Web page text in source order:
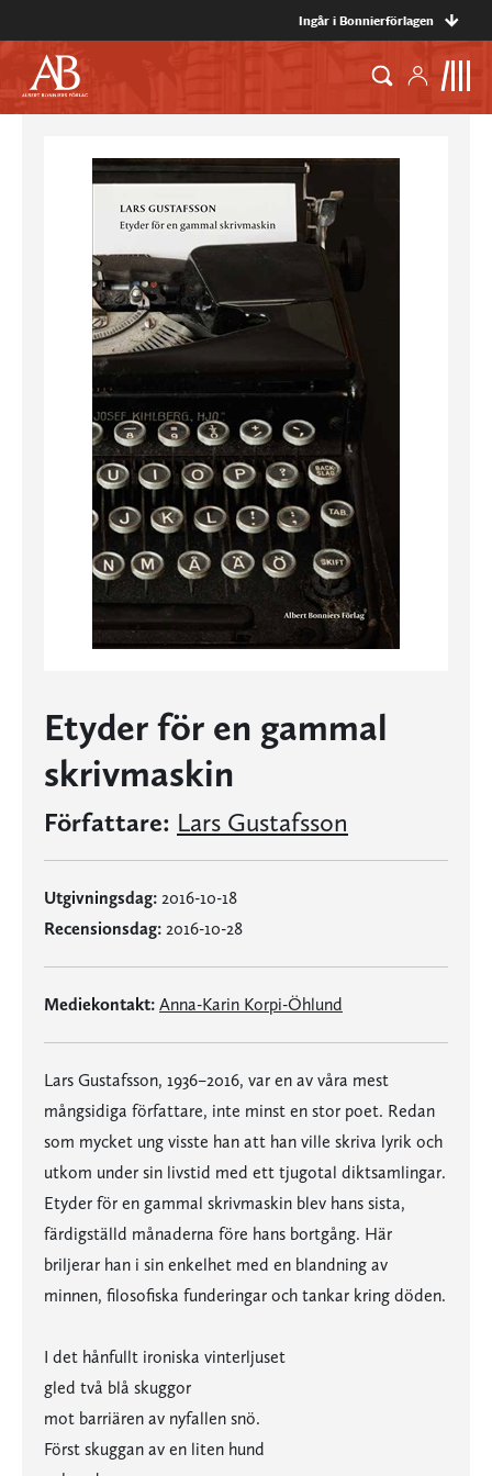
Ingår i Bonnierförlagen
Etyder för en gammal
skrivmaskin
Författare: Lars Gustafsson
Utgivningsdag: 2016-10-18
Recensionsdag: 2016-10-28
Mediekontakt: Anna-Karin Korpi-Öhlund
Lars Gustafsson, 1936–2016, var en av våra mest
mångsidiga författare, inte minst en stor poet. Redan
som mycket ung visste han att han ville skriva lyrik och
utkom under sin livstid med ett tjugotal diktsamlingar.
Etyder för en gammal skrivmaskin blev hans sista,
färdigställd månaderna före hans bortgång. Här
briljerar han i sin enkelhet med en blandning av
minnen, filosofiska funderingar och tankar kring döden.
I det hånfullt ironiska vinterljuset
gled två blå skuggor
mot barriären av nyfallen snö.
Först skuggan av en liten hund